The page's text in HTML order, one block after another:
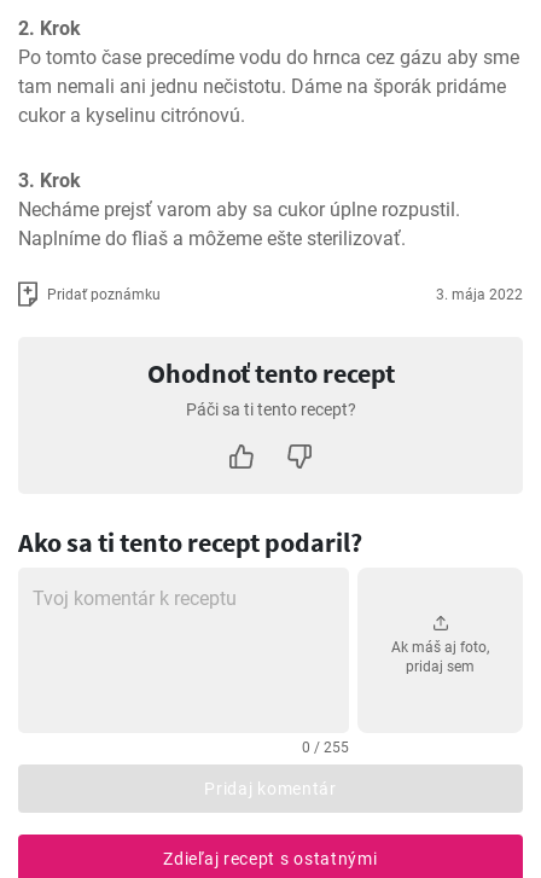
2. Krok
Po tomto čase precedíme vodu do hrnca cez gázu aby sme
tam nemali ani jednu nečistotu. Dáme na šporák pridáme
cukor a kyselinu citrónovú.
3. Krok
Necháme prejsť varom aby sa cukor úplne rozpustil.
Naplníme do fliaš a môžeme ešte sterilizovať.
Pridať poznámku 3. mája 2022
Ohodnoť tento recept
Páči sa ti tento recept?
Ako sa ti tento recept podaril?
0 / 255
Ak máš aj foto,
pridaj sem
Pridaj komentár
Zdieľaj recept s ostatnými